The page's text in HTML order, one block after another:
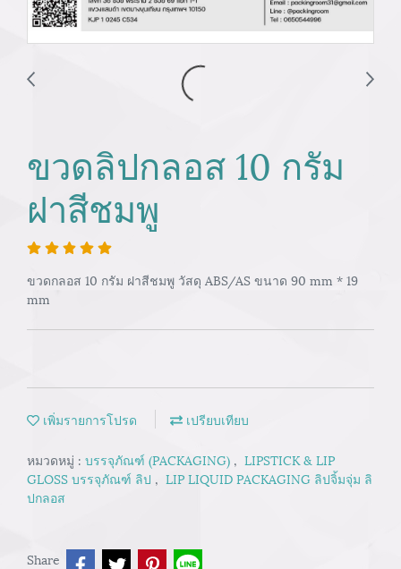
ขวดลิปกลอส 10 กรัม
ฝาสีชมพู
ขวดกลอส 10 กรัม ฝาสีชมพู วัสดุ ABS/AS ขนาด 90 mm * 19
mm
เพิ่มรายการโปรด เปรียบเทียบ
หมวดหมู่ : บรรจุภัณฑ์ (PACKAGING) , LIPSTICK & LIP
GLOSS บรรจุภัณฑ์ ลิป , LIP LIQUID PACKAGING ลิปจิ้มจุ่ม ลิ
ปกลอส
Share